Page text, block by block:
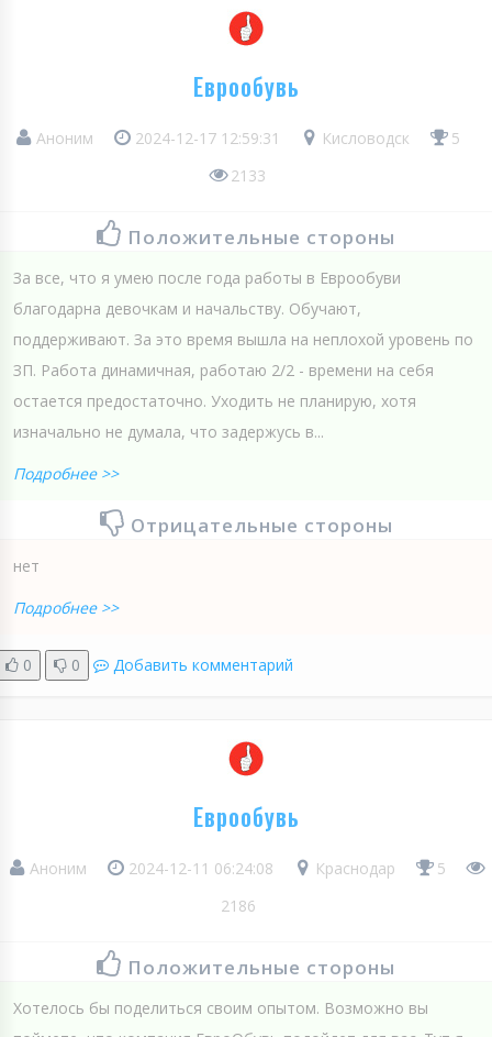
Еврообувь
Аноним 2024-12-17 12:59:31 Кисловодск
5
2133
Положительные стороны
За все, что я умею после года работы в Еврообуви
благодарна девочкам и начальству. Обучают,
поддерживают. За это время вышла на неплохой уровень по
ЗП. Работа динамичная, работаю 2/2 - времени на себя
остается предостаточно. Уходить не планирую, хотя
изначально не думала, что задержусь в...
Подробнее >>
Отрицательные стороны
нет
Подробнее >>
0 0 Добавить комментарий
Еврообувь
Аноним 2024-12-11 06:24:08 Краснодар
5
2186
Положительные стороны
Хотелось бы поделиться своим опытом. Возможно вы